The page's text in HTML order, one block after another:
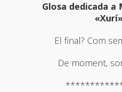
Glosa dedicada a
El final? Com
De moment,